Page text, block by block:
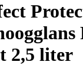
2,5 liter